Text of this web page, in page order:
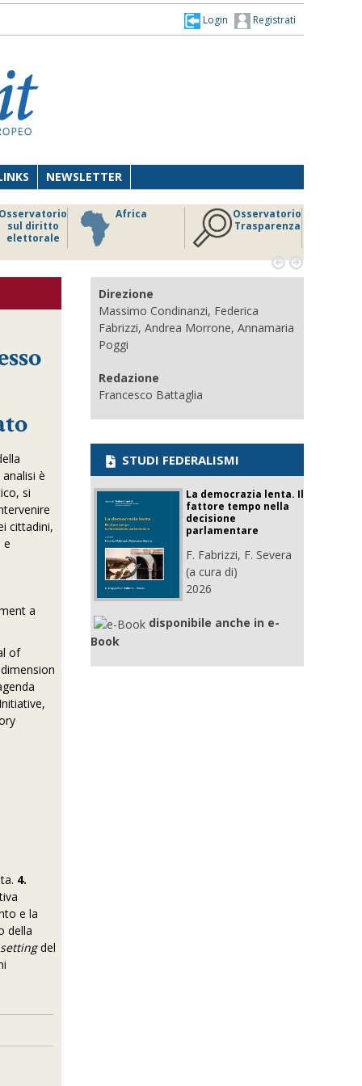
Registrati
Login
NEWSLETTER
Osservatorio
sul diritto
elettorale
Africa
Osservatorio
Trasparenza
 
è
si
cittadini,
e
a
of
4.
e la
della
del
Direzione
Massimo Condinanzi, Federica
Fabrizzi, Andrea Morrone, Annamaria
Poggi
Redazione
Francesco Battaglia
STUDI FEDERALISMI
La democrazia lenta. Il
fattore tempo nella
decisione
parlamentare
F. Fabrizzi, F. Severa
(a cura di)
2026
disponibile anche in e-
Book